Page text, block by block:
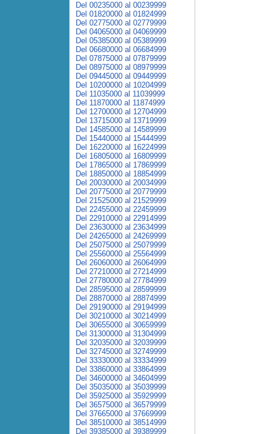
Del 00235000 al 00239999
Del 01820000 al 01824999
Del 02775000 al 02779999
Del 04065000 al 04069999
Del 05385000 al 05389999
Del 06680000 al 06684999
Del 07875000 al 07879999
Del 08975000 al 08979999
Del 09445000 al 09449999
Del 10200000 al 10204999
Del 11035000 al 11039999
Del 11870000 al 11874999
Del 12700000 al 12704999
Del 13715000 al 13719999
Del 14585000 al 14589999
Del 15440000 al 15444999
Del 16220000 al 16224999
Del 16805000 al 16809999
Del 17865000 al 17869999
Del 18850000 al 18854999
Del 20030000 al 20034999
Del 20775000 al 20779999
Del 21525000 al 21529999
Del 22455000 al 22459999
Del 22910000 al 22914999
Del 23630000 al 23634999
Del 24265000 al 24269999
Del 25075000 al 25079999
Del 25560000 al 25564999
Del 26060000 al 26064999
Del 27210000 al 27214999
Del 27780000 al 27784999
Del 28595000 al 28599999
Del 28870000 al 28874999
Del 29190000 al 29194999
Del 30210000 al 30214999
Del 30655000 al 30659999
Del 31300000 al 31304999
Del 32035000 al 32039999
Del 32745000 al 32749999
Del 33330000 al 33334999
Del 33860000 al 33864999
Del 34600000 al 34604999
Del 35035000 al 35039999
Del 35925000 al 35929999
Del 36575000 al 36579999
Del 37665000 al 37669999
Del 38510000 al 38514999
Del 39385000 al 39389999